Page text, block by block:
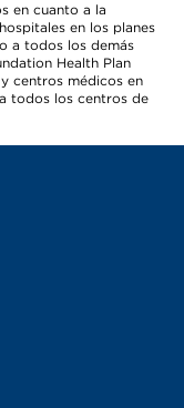
en cuanto a la
en los planes
a todos los demás
Health Plan
centros médicos en
todos los centros de